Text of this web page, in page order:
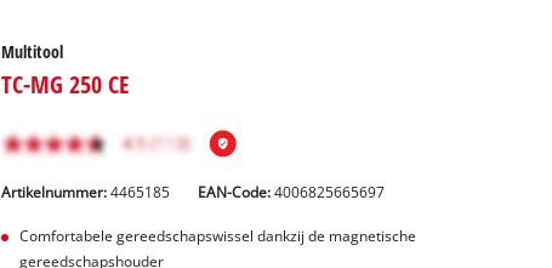
Multitool
TC-MG 250 CE
Artikelnummer: 4465185 EAN-Code:4006825665697
Comfortabele gereedschapswissel dankzij de magnetische
gereedschapshouder